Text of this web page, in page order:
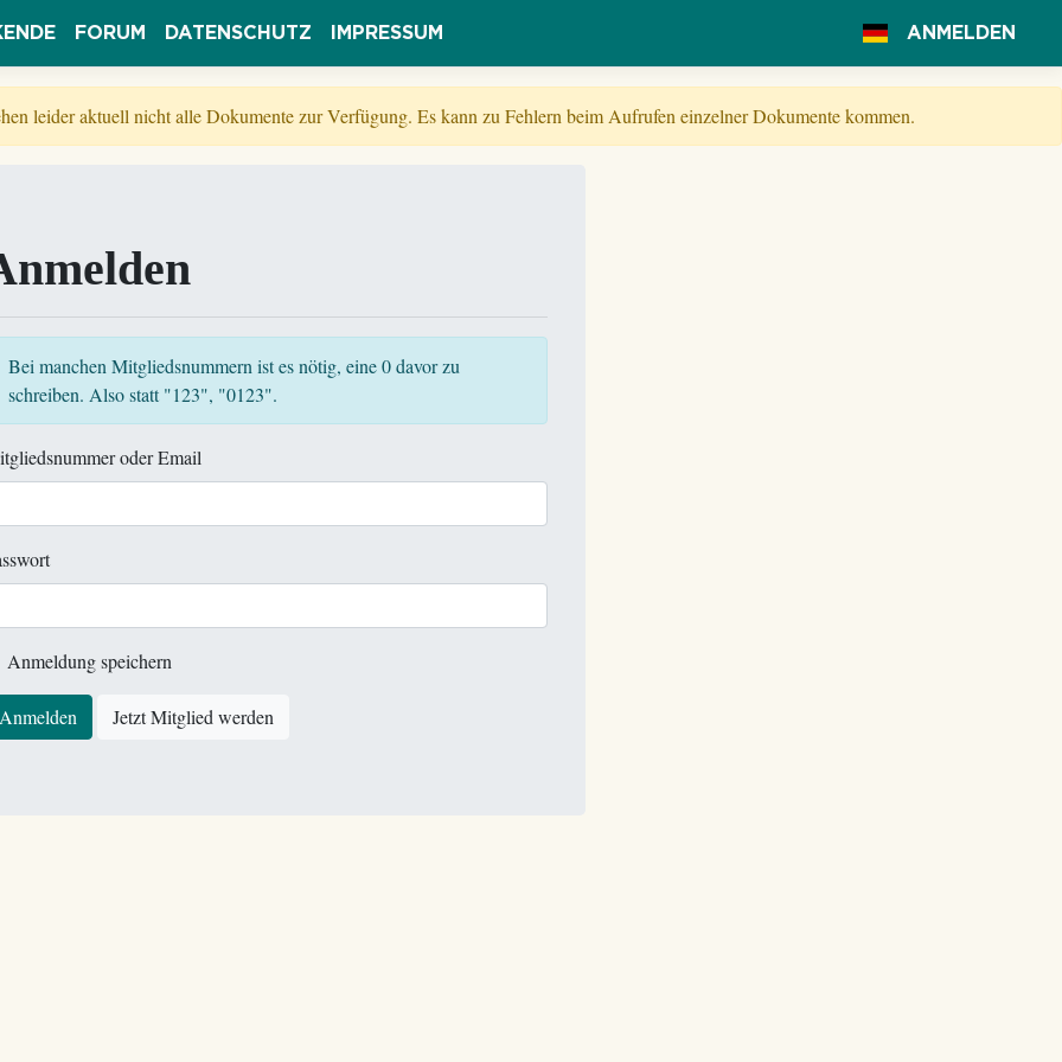
FORUM DATENSCHUTZ IMPRESSUM ANMELDEN
leider aktuell nicht alle Dokumente zur Verfügung. Es kann zu Fehlern beim Aufrufen einzelner Dokumente kommen.
Bei manchen Mitgliedsnummern ist es nötig, eine 0 davor zu
schreiben. Also statt "123", "0123".
oder Email
Anmeldung speichern
Anmelden Jetzt Mitglied werden